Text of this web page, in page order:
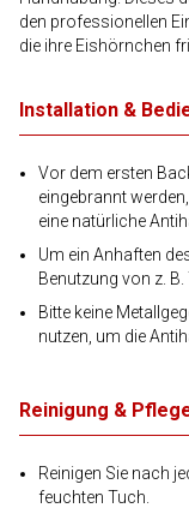
den professionellen
die ihre Eishörnchen
Installation &
Vor dem ersten
eingebrannt
eine natürliche
Um ein Anhaften
Benutzung von z. B.
Bitte keine
nutzen, um die
Reinigung &
Reinigen Sie nach
feuchten Tuch.